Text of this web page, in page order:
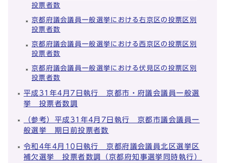
投票者数
京都府議会議員一般選挙における右京区の投票区別
投票者数
京都府議会議員一般選挙における西京区の投票区別
投票者数
京都府議会議員一般選挙における伏見区の投票区別
投票者数
平成31年4月7日執行 京都市・府議会議員一般選
挙 投票者数調
（参考）平成31年4月7日執行 京都市議会議員一
般選挙 期日前投票者数
令和4年4月10日執行 京都府議会議員北区選挙区
補欠選挙 投票者数調（京都府知事選挙同時執行）